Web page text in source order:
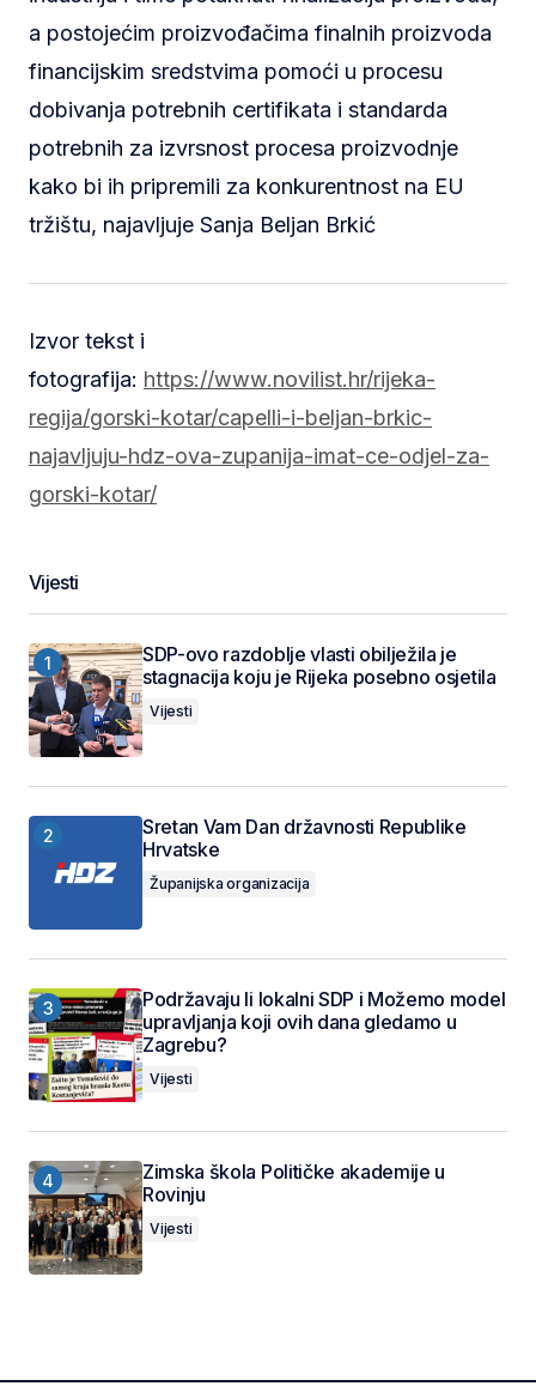
a postojećim proizvođačima finalnih proizvoda
financijskim sredstvima pomoći u procesu
dobivanja potrebnih certifikata i standarda
potrebnih za izvrsnost procesa proizvodnje
kako bi ih pripremili za konkurentnost na EU
tržištu, najavljuje Sanja Beljan Brkić
Izvor tekst i
fotografija: https://www.novilist.hr/rijeka-
regija/gorski-kotar/capelli-i-beljan-brkic-
najavljuju-hdz-ova-zupanija-imat-ce-odjel-za-
gorski-kotar/
Vijesti
SDP-ovo razdoblje vlasti obilježila je
stagnacija koju je Rijeka posebno osjetila
Vijesti
Sretan Vam Dan državnosti Republike
Hrvatske
Županijska organizacija
Podržavaju li lokalni SDP i Možemo model
upravljanja koji ovih dana gledamo u
Zagrebu?
Vijesti
Zimska škola Političke akademije u
Rovinju
Vijesti